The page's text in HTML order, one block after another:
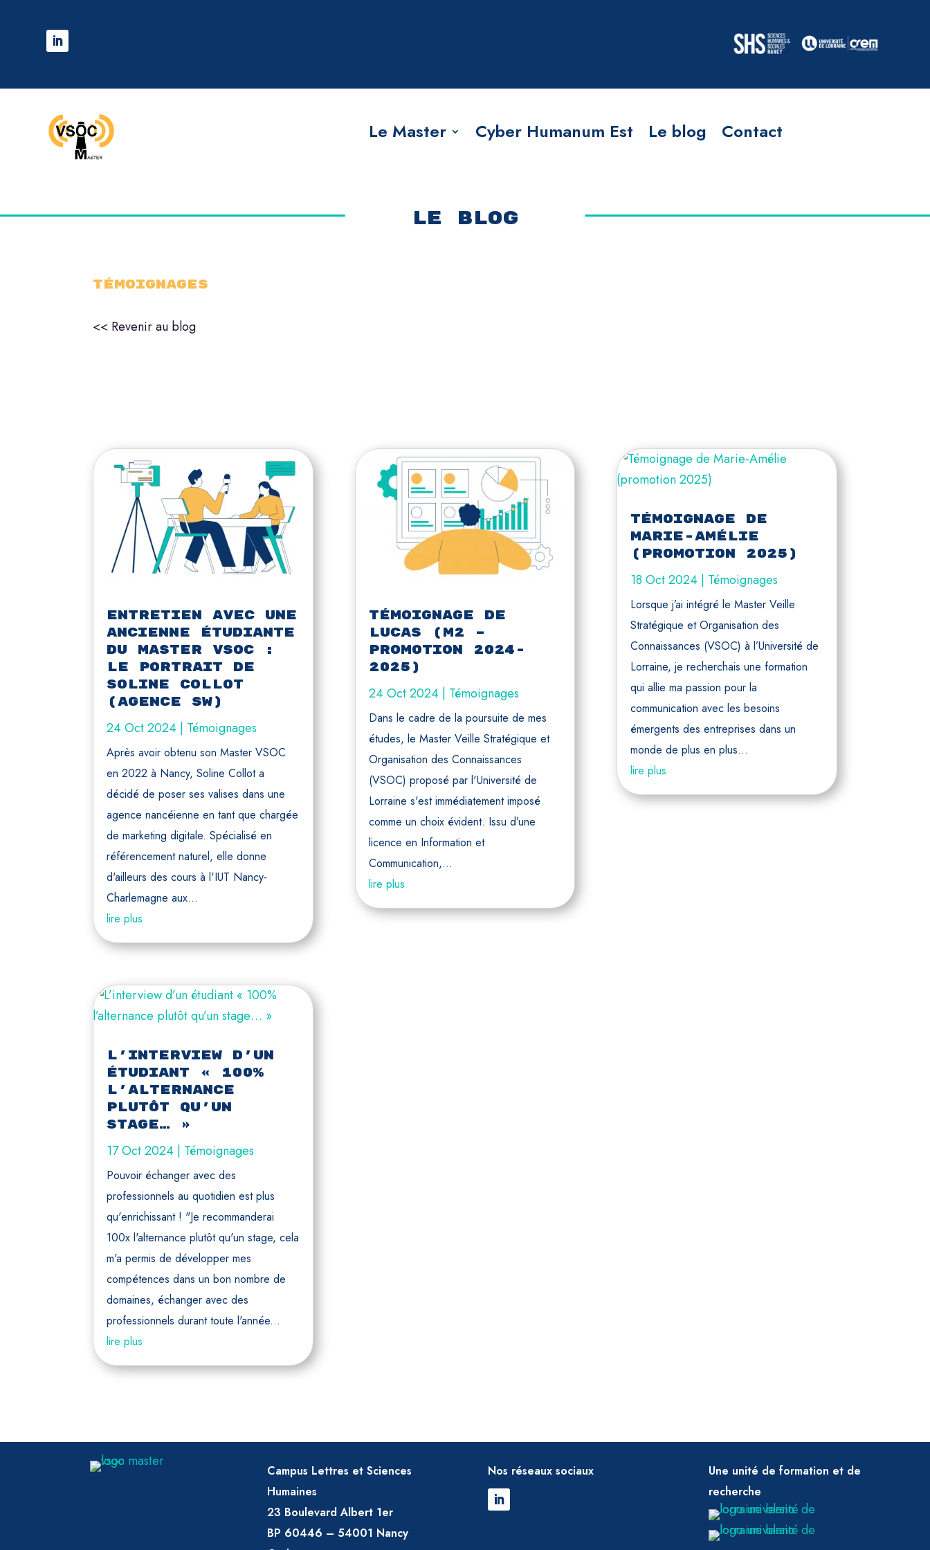
Le Master Cyber Humanum Est Le blog Contact
LE BLOG
Témoignages
<< Revenir au blog
Entretien avec une
ancienne étudiante
du master vsoc :
Le portrait de
soline collot
(agence sw)
24 Oct 2024 Témoignages
Après avoir obtenu son Master VSOC
en 2022 à Nancy, Soline Collot a
décidé de poser ses valises dans une
agence nancéienne en tant que chargée
de marketing digitale. Spécialisé en
référencement naturel, elle donne
d'ailleurs des cours à l'IUT Nancy-
Charlemagne aux...
lire plus
L’interview d’un
étudiant « 100%
l’alternance
plutôt qu’un
stage… »
17 Oct 2024 | Témoignages
Pouvoir échanger avec des
professionnels au quotidien est plus
qu'enrichissant ! "Je recommanderai
100x l'alternance plutôt qu'un stage, cela
m'a permis de développer mes
compétences dans un bon nombre de
domaines, échanger avec des
professionnels durant toute l'année...
lire plus
Témoignage de
Lucas (M2 –
Promotion 2024-
2025)
24 Oct 2024| Témoignages
Dans le cadre de la poursuite de mes
études, le Master Veille Stratégique et
Organisation des Connaissances
(VSOC) proposé par l'Université de
Lorraine s'est immédiatement imposé
comme un choix évident. Issu d’une
licence en Information et
Communication,...
lire plus
Témoignage de
Marie-Amélie
(promotion 2025)
18 Oct 2024| Témoignages
Lorsque j’ai intégré le Master Veille
Stratégique et Organisation des
Connaissances (VSOC) à l’Université de
Lorraine, je recherchais une formation
qui allie ma passion pour la
communication avec les besoins
émergents des entreprises dans un
monde de plus en plus...
lire plus
Campus Lettres et Sciences
Humaines
23 Boulevard Albert 1er
BP 60446 – 54001 Nancy
Nos réseaux sociaux
Une unité de formation et de
recherche